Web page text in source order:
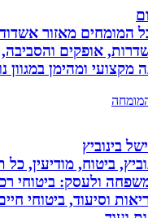
מאזור אשדוד,
אופקים והסביבה,
ומהימן במגוון
ביטוח, מודיעין, כל
ולעסק: ביטוחי רכב,
וסיעוד, ביטוחי חיים